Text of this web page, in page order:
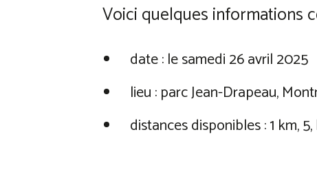
Voici quelques informations
date : le samedi 26 avril 2025
lieu : parc Jean-Drapeau,
distances disponibles : 1 km,